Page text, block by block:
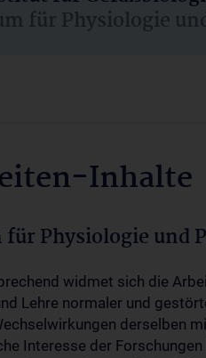
für Physiologie
Inhalte
Physiologie und
widmet sich die
Lehre normaler und
derselben
Interesse der